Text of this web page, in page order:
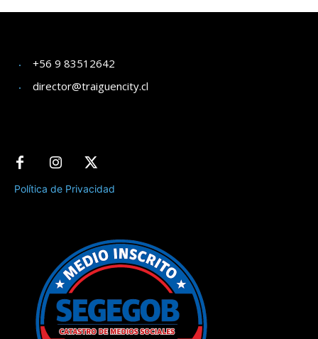
+56 9 83512642
director@traiguencity.cl
Política de Privacidad